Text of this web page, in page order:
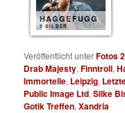
HAGGEFUGG
9 BILDER
Veröffentlicht unterFotos
Drab Majesty,Finntroll,
Immortelle, Leipzig,
Public Image Ltd,Silke
Gotik Treffen,Xandria